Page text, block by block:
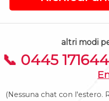
altri modi
📞 0445
(Nessuna chat con l'estero.